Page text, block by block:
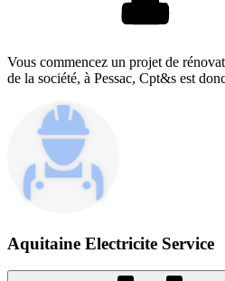
Vous commencez un projet de
de la société, à Pessac, Cpt&s est
Aquitaine Electricite Service